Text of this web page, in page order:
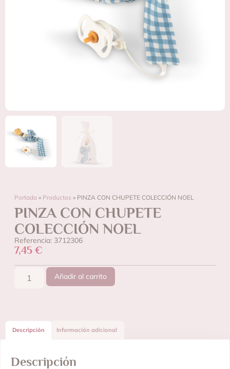
Portada » Productos » PINZA CON CHUPETE COLECCIÓN NOEL
PINZA CON CHUPETE
COLECCIÓN NOEL
Referencia: 3712306
7,45 €
Añadir al carrito
Descripción Información adicional
Descripción